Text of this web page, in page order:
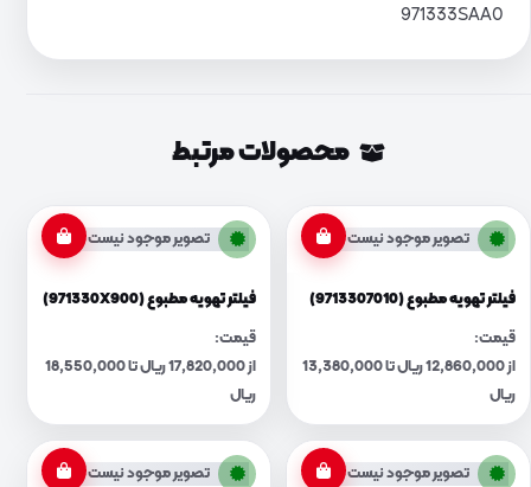
971333SAA0
محصولات مرتبط
تصویر موجود نیست
فیلتر تهویه مطبوع (9713307010)
قیمت:
از 12,860,000 ریال تا 13,380,000
ریال
تصویر موجود نیست
فیلتر تهویه مطبوع (971330X900)
قیمت:
از 17,820,000 ریال تا 18,550,000
ریال
تصویر موجود نیست تصویر موجود نیست